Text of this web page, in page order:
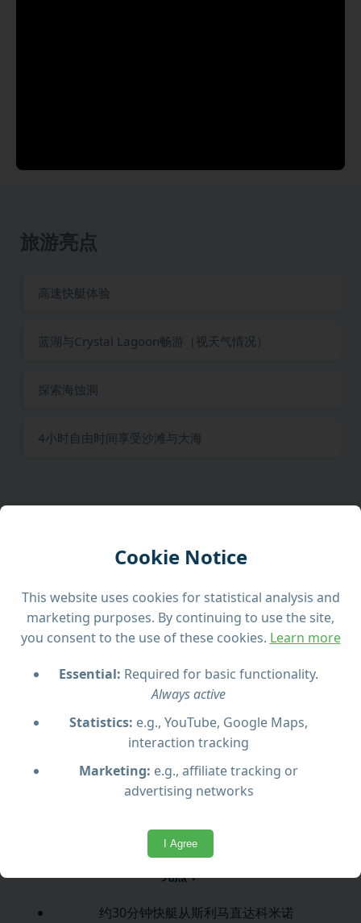
Cookie Notice
This website uses cookies for statistical analysis and
marketing purposes. By continuing to use the site,
you consent to the use of these cookies. Learn more
Essential: Required for basic functionality.
Always active
Statistics: e.g., YouTube, Google Maps,
interaction tracking
Marketing: e.g., affiliate tracking or
advertising networks
I Agree
旅游亮点
高速快艇体验
蓝湖与Crystal Lagoon畅游（视天气情况）
探索海蚀洞
4小时自由时间享受沙滩与大海
险旅程。享受肾上腺素飙升的快感与超过4小时的沙滩自
由时间。
名的科米诺蓝湖，展开一次令人难忘的快艇探险。沿途
中可饱览地中海的壮丽美景。
抵达科米诺后，您将拥有大约4小时的自由时间，可尽情
游泳、浮潜或在蓝湖清澈碧蓝的水中放松。还将探索
Crystal Lagoon（视天气情况而定），并参加海蚀洞游
览之旅，途中将在隐秘海岸点停留拍照。
快速、充满乐趣且风景优美的方式探索科米诺岛。
亮点：
约30分钟快艇从斯利马直达科米诺